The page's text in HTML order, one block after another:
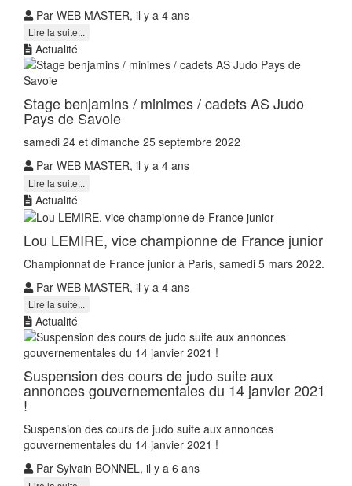
Par WEB MASTER, il y a 4 ans
Lire la suite...
Actualité
Stage benjamins / minimes / cadets AS Judo
Pays de Savoie
samedi 24 et dimanche 25 septembre 2022
Par WEB MASTER, il y a 4 ans
Lire la suite...
Actualité
Lou LEMIRE, vice championne de France junior
Championnat de France junior à Paris, samedi 5 mars 2022.
Par WEB MASTER, il y a 4 ans
Lire la suite...
Actualité
Suspension des cours de judo suite aux
annonces gouvernementales du 14 janvier 2021
!
Suspension des cours de judo suite aux annonces
gouvernementales du 14 janvier 2021 !
Par Sylvain BONNEL, il y a 6 ans